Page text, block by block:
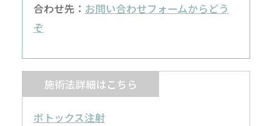
合わせ先： お問い合わせフォームからどう
ぞ
施術法詳細はこちら
ボトックス注射